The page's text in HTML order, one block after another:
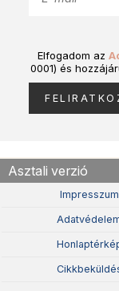
Elfogadom az
0001) és
Asztali verzió
Impresszum